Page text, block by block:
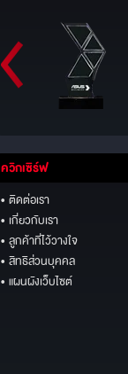
ควิกเซิร์ฟ
• ติดต่อเรา
• เกี่ยวกับเรา
• ลูกค้าที่ไว้วางใจ
• สิทธิส่วนบุคคล
• แผนผังเว็บไซต์